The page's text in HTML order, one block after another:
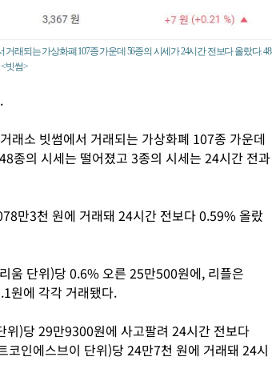
래되는 가상화폐 107종 가운데 56종의 시세가 24시간 전보다 올랐다. 48
빗썸>
래소 빗썸에서 거래되는 가상화폐 107종 가운데
종의 시세는 떨어졌고 3종의 시세는 24시간 전과
만3천 원에 거래돼 24시간 전보다 0.59% 올랐
움 단위)당 0.6% 오른 25만500원에, 리플은
원에 각각 거래됐다.
위)당 29만9300원에 사고팔려 24시간 전보다
인에스브이 단위)당 24만7천 원에 거래돼 24시